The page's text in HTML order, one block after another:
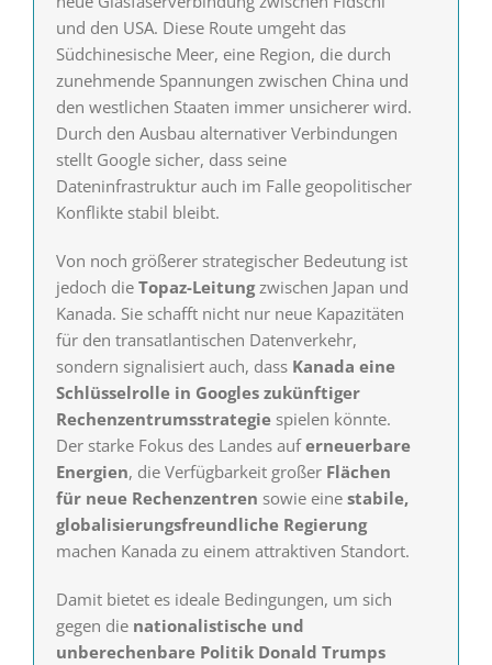
und den USA. Diese Route umgeht das
Südchinesische Meer, eine Region, die durch
zunehmende Spannungen zwischen China und
den westlichen Staaten immer unsicherer wird.
Durch den Ausbau alternativer Verbindungen
stellt Google sicher, dass seine
Dateninfrastruktur auch im Falle geopolitischer
Konflikte stabil bleibt.
Von noch größerer strategischer Bedeutung ist
jedoch die Topaz-Leitungzwischen Japan und
Kanada. Sie schafft nicht nur neue Kapazitäten
für den transatlantischen Datenverkehr,
sondern signalisiert auch, dass Kanada eine
Schlüsselrolle in Googles zukünftiger
Rechenzentrumsstrategiespielen könnte.
Der starke Fokus des Landes auferneuerbare
Energien, die Verfügbarkeit großer Flächen
für neue Rechenzentren sowie eine stabile,
globalisierungsfreundliche Regierung
machen Kanada zu einem attraktiven Standort.
Damit bietet es ideale Bedingungen, um sich
gegen die nationalistische und
unberechenbare Politik Donald Trumps